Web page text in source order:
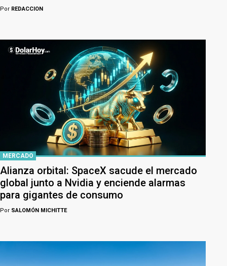
Por REDACCION
MERCADO
Alianza orbital: SpaceX sacude el mercado
global junto a Nvidia y enciende alarmas
para gigantes de consumo
Por SALOMÓN MICHITTE